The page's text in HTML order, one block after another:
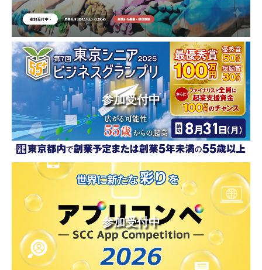
参加受付中
参加受付中